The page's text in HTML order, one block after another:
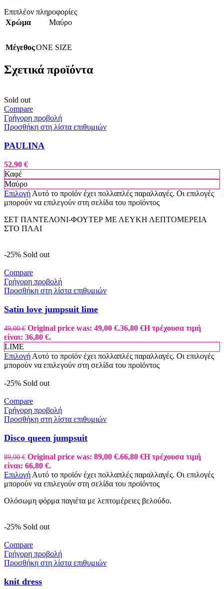
Επιπλέον πληροφορίες
Χρώμα
Μαύρο
ΜέγεθοςONE SIZE
Σχετικά προϊόντα
Sold out
Compare
Γρήγορη προβολή
Προσθήκη στη λίστα επιθυμιών
PAULINA
52,90 €
Καφέ
Μαύρο
Επιλογή Αυτό το προϊόν έχει πολλαπλές παραλλαγές. Οι επιλογές
μπορούν να επιλεγούν στη σελίδα του προϊόντος
ΣΕΤ ΠΑΝΤΕΛΟΝΙ-ΦΟΥΤΕΡ ΜΕ ΛΕΥΚΗ ΛΕΠΤΟΜΕΡΕΙΑ
ΣΤΟ ΠΛΑΙ
-25% Sold out
Compare
Γρήγορη προβολή
Προσθήκη στη λίστα επιθυμιών
Satin love jumpsuit lime
49,00€ Original price was: 49,00 €.36,80 €Η τρέχουσα τιμή
είναι: 36,80 €.
LIME
Επιλογή Αυτό το προϊόν έχει πολλαπλές παραλλαγές. Οι επιλογές
μπορούν να επιλεγούν στη σελίδα του προϊόντος
-25% Sold out
Compare
Γρήγορη προβολή
Προσθήκη στη λίστα επιθυμιών
Disco queen jumpsuit
89,00€ Original price was: 89,00 €.66,80 €Η τρέχουσα τιμή
είναι: 66,80 €.
Επιλογή Αυτό το προϊόν έχει πολλαπλές παραλλαγές. Οι επιλογές
μπορούν να επιλεγούν στη σελίδα του προϊόντος
Ολόσωμη φόρμα παγιέτα με λεπτομέρειες βελούδο.
-25% Sold out
Compare
Γρήγορη προβολή
Προσθήκη στη λίστα επιθυμιών
knit dress